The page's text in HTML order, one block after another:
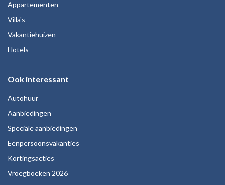
Appartementen
Villa's
Vakantiehuizen
Hotels
Ook interessant
Autohuur
Aanbiedingen
Speciale aanbiedingen
Eenpersoonsvakanties
Kortingsacties
Vroegboeken 2026